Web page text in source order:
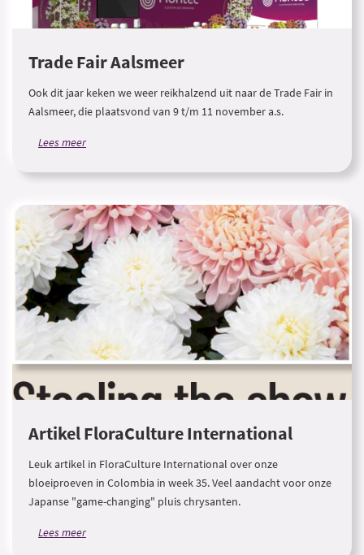
Trade Fair Aalsmeer
Ook dit jaar keken we weer reikhalzend uit naar de Trade Fair in
Aalsmeer, die plaatsvond van 9 t/m 11 november a.s.
Lees meer
Artikel FloraCulture International
Leuk artikel in FloraCulture International over onze
bloeiproeven in Colombia in week 35. Veel aandacht voor onze
Japanse "game-changing" pluis chrysanten.
Lees meer